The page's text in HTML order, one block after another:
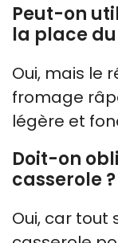
Peut-on
la place
Oui, mais le
fromage
légère et
Doit-on
casserole ?
Oui, car tout